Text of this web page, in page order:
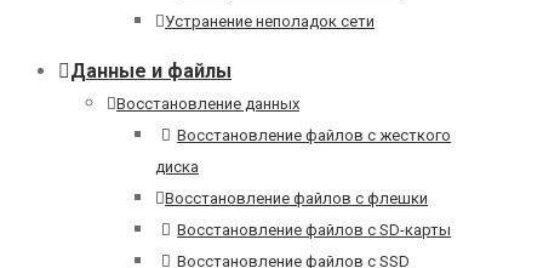
Устранение неполадок сети
Данные и файлы
Восстановление данных
Восстановление файлов с жесткого
диска
Восстановление файлов с флешки
Восстановление файлов с SD-карты
Восстановление файлов с SSD